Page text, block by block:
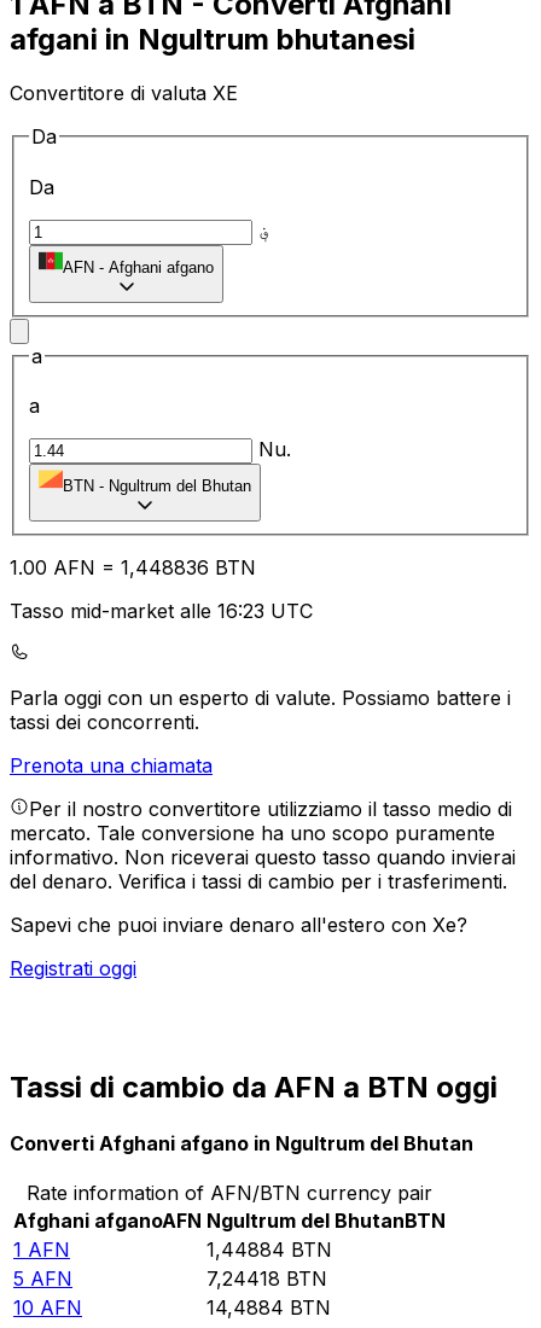
afgani in Ngultrum bhutanesi
Convertitore di valuta XE
Da
Da
؋
AFN - Afghani afgano
a
a
Nu.
BTN - Ngultrum del Bhutan
1.00 AFN = 1,448836 BTN
Tasso mid-market alle 16:23 UTC
Parla oggi con un esperto di valute. Possiamo battere i
tassi dei concorrenti.
Prenota una chiamata
Per il nostro convertitore utilizziamo il tasso medio di
mercato. Tale conversione ha uno scopo puramente
informativo. Non riceverai questo tasso quando invierai
del denaro. Verifica i tassi di cambio per i trasferimenti.
Sapevi che puoi inviare denaro all'estero con Xe?
Registrati oggi
Tassi di cambio da AFN a BTN oggi
Converti Afghani afgano in Ngultrum del Bhutan
Rate information of AFN/BTN currency pair
Afghani afganoAFN Ngultrum del BhutanBTN
1 AFN 1,44884 BTN
5 AFN 7,24418 BTN
10 AFN 14,4884 BTN